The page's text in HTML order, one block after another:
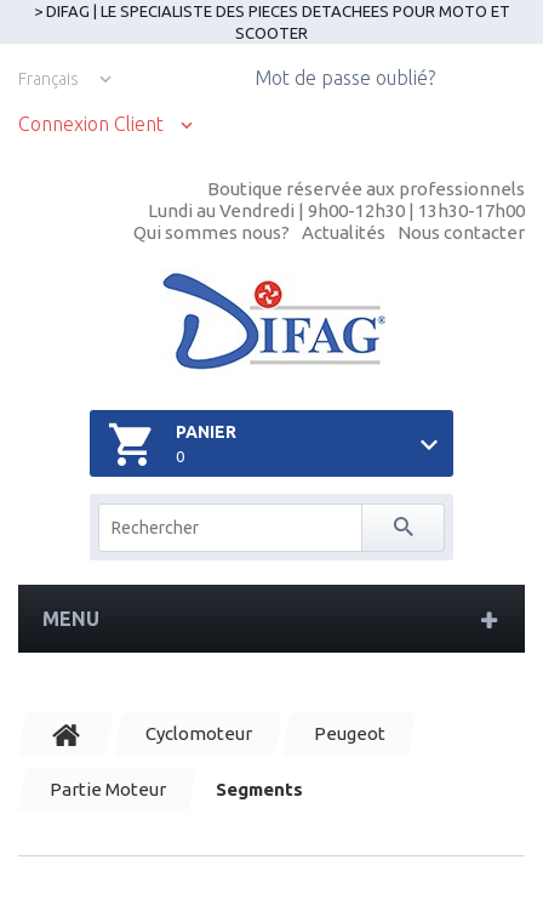
> DIFAG | LE SPECIALISTE DES PIECES DETACHEES POUR MOTO ET
SCOOTER
Français
Connexion Client
Mot de passe oublié?
Boutique réservée aux professionnels
Lundi au Vendredi | 9h00-12h30 | 13h30-17h00
Qui sommes nous?
Actualités Nous contacter
PANIER
0
MENU
Cyclomoteur Peugeot
Partie Moteur Segments